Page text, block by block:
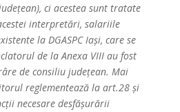
ci acestea sunt tratate
interpretări, salariile
la DGASPC Iași, care se
de la Anexa VIII au fost
de consiliu județean. Mai
reglementează la art.28 și
necesare desfășurării